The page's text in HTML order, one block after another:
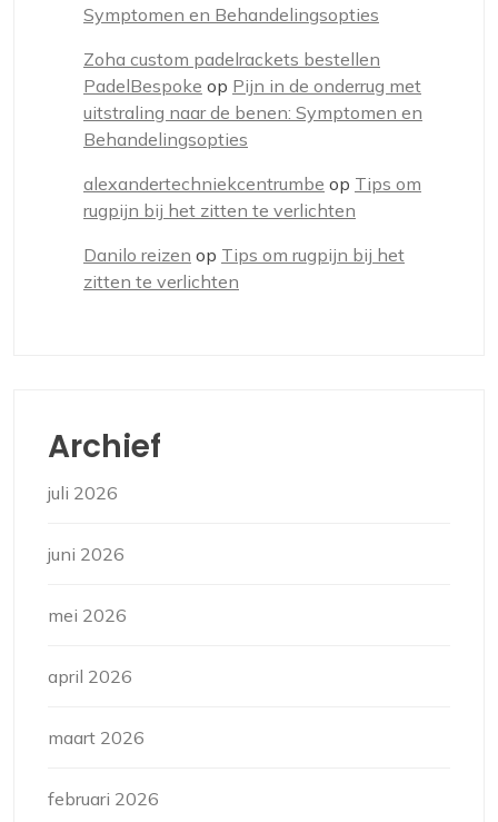
Symptomen en Behandelingsopties
Zoha custom padelrackets bestellen
PadelBespoke op Pijn in de onderrug met
uitstraling naar de benen: Symptomen en
Behandelingsopties
alexandertechniekcentrumbe op Tips om
rugpijn bij het zitten te verlichten
Danilo reizen op Tips om rugpijn bij het
zitten te verlichten
Archief
juli 2026
juni 2026
mei 2026
april 2026
maart 2026
februari 2026